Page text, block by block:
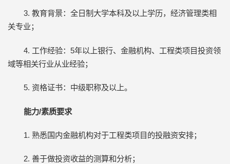
3. 教育背景：全日制大学本科及以上学历，经济管理类相
关专业；
4. 工作经验：5年以上银行、金融机构、工程类项目投资领
域等相关行业从业经验；
5. 资格证书：中级职称及以上。
能力/素质要求
1. 熟悉国内金融机构对于工程类项目的投融资安排；
2. 善于做投资收益的测算和分析；